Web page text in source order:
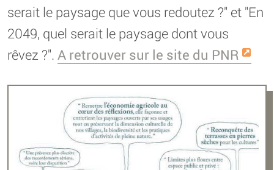
serait le paysage que vous redoutez ?" et "En
2049, quel serait le paysage dont vous
rêvez ?". A retrouver sur le site du PNR